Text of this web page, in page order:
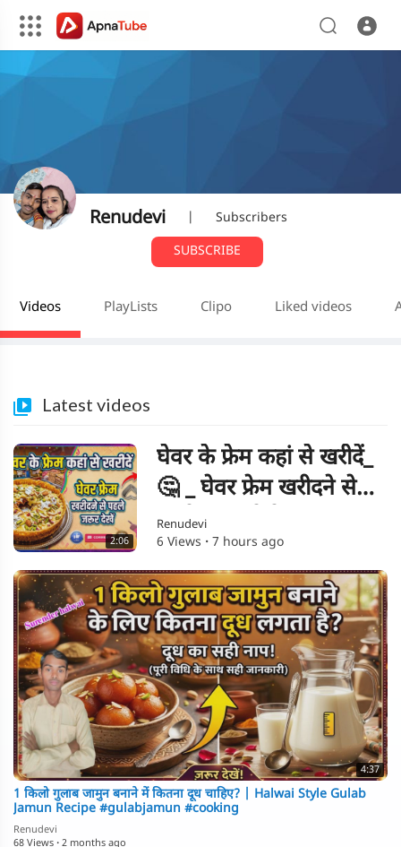
Renudevi
Subscribers
SUBSCRIBE
Videos PlayLists Clipo Liked videos
Latest videos
2:06
घेवर के फ्रेम कहां से खरीदें_
🤔 _ घेवर फ्रेम खरीदने से
पहले जरूर देखें!
#kitchentools
#ghevarframe
Renudevi
6 Views · 7 hours ago
4:37
1 किलो गुलाब जामुन बनाने में कितना दूध चाहिए? | Halwai Style Gulab
Jamun Recipe #gulabjamun #cooking
Renudevi
68 Views · 2 months ago